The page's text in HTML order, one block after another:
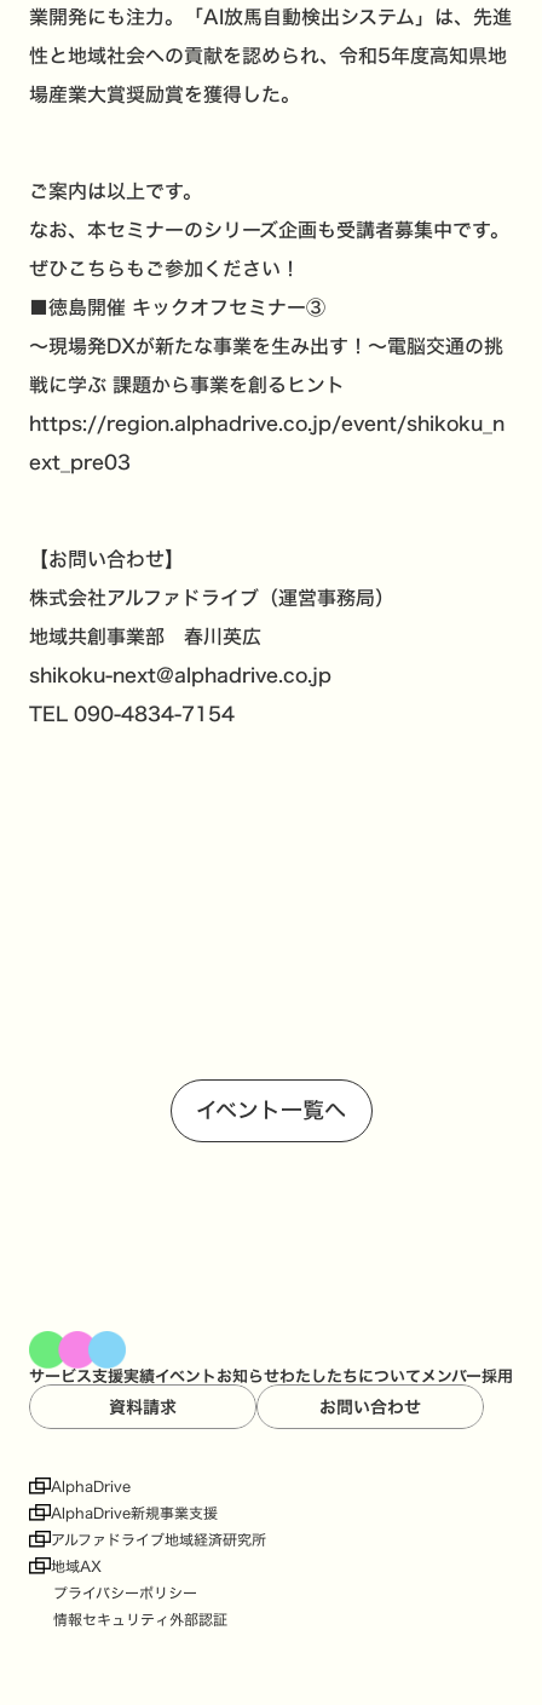
業開発にも注力。「AI放馬自動検出システム」は、先進
性と地域社会への貢献を認められ、令和5年度高知県地
場産業大賞奨励賞を獲得した。
ご案内は以上です。
なお、本セミナーのシリーズ企画も受講者募集中です。
ぜひこちらもご参加ください！
■徳島開催 キックオフセミナー③
〜現場発DXが新たな事業を生み出す！〜電脳交通の挑
戦に学ぶ 課題から事業を創るヒント
https://region.alphadrive.co.jp/event/shikoku_n
ext_pre03
【お問い合わせ】
株式会社アルファドライブ（運営事務局）
地域共創事業部 春川英広
shikoku-next@alphadrive.co.jp
TEL 090-4834-7154
イベント一覧へ
サービス支援実績イベントお知らせわたしたちについてメンバー採用
資料請求 お問い合わせ
AlphaDrive
AlphaDrive新規事業支援
アルファドライブ地域経済研究所
地域AX
プライバシーポリシー
情報セキュリティ外部認証